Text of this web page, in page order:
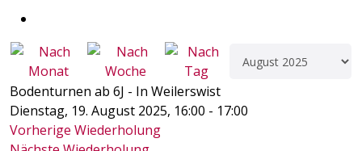
Bodenturnen ab 6J - In Weilerswist
Dienstag, 19. August 2025, 16:00 - 17:00
Vorherige Wiederholung